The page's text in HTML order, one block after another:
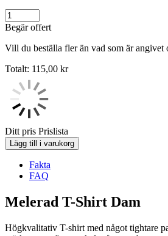
Begär offert
Vill du beställa fler än vad som är
Totalt: 115,00 kr
Ditt pris Prislista
Lägg till i varukorg
Fakta
FAQ
Melerad T-Shirt Dam
Högkvalitativ T-shirt med något tightare